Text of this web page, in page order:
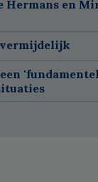
Hermans en